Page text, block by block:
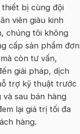
thiết bị cùng đội
viên giàu kinh
chúng tôi không
cấp sản phẩm đơn
còn tư vấn,
giải pháp, dịch
trợ kỹ thuật trước
và sau bán hàng
lại giá trị tối đa
hàng.